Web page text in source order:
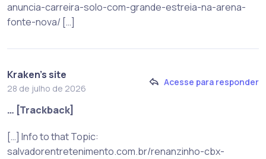
anuncia-carreira-solo-com-grande-estreia-na-arena-
fonte-nova/ […]
Kraken’s site
28 de julho de 2026
Acesse para responder
… [Trackback]
[…] Info to that Topic:
salvadorentretenimento.com.br/renanzinho-cbx-